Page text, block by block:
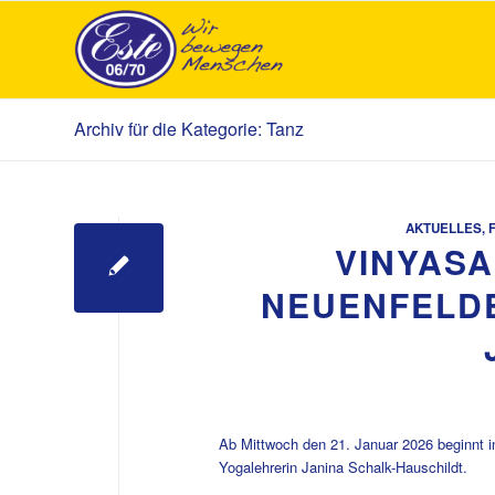
Archiv für die Kategorie: Tanz
AKTUELLES,
Ab Mittwoch den 21. Januar 2026 beginnt
Yogalehrerin Janina Schalk-Hauschildt.